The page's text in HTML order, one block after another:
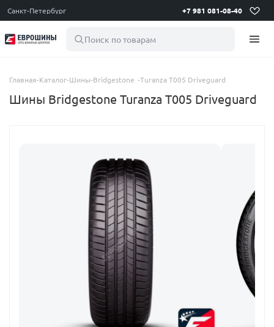
Санкт-Петербург +7 981 081-08-40
Поиск по товарам
Главная-Каталог-Шины-Bridgestone -Turanza T005 Driveguard
Шины Bridgestone Turanza T005 Driveguard